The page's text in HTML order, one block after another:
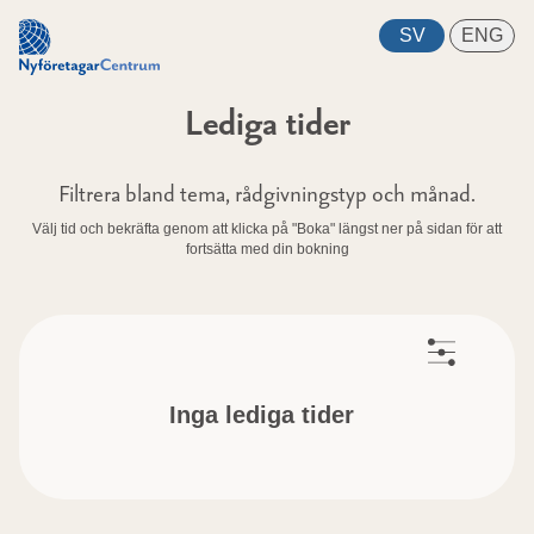
Lediga tider
Filtrera bland tema, rådgivningstyp och månad.
Välj tid och bekräfta genom att klicka på "Boka" längst ner på sidan för att
fortsätta med din bokning
Inga lediga tider